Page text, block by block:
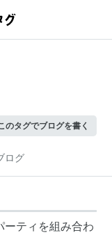
のタグでブログを書く
ログ
ーティを組み合わ